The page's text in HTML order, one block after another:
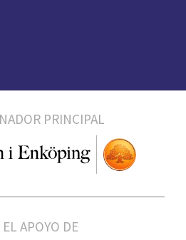
PRINCIPAL
APOYO DE